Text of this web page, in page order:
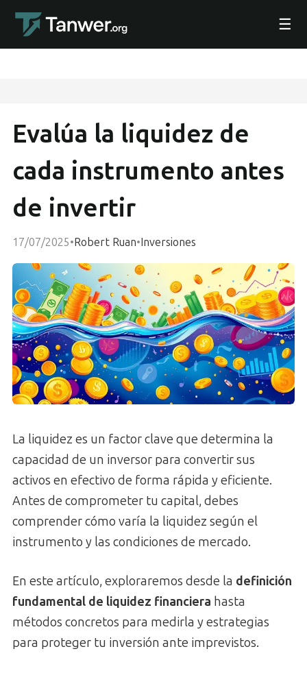
☰
Evalúa la liquidez de
cada instrumento antes
de invertir
17/07/2025•Robert Ruan•Inversiones
La liquidez es un factor clave que determina la
capacidad de un inversor para convertir sus
activos en efectivo de forma rápida y eficiente.
Antes de comprometer tu capital, debes
comprender cómo varía la liquidez según el
instrumento y las condiciones de mercado.
En este artículo, exploraremos desde la definición
fundamental de liquidez financiera hasta
métodos concretos para medirla y estrategias
para proteger tu inversión ante imprevistos.